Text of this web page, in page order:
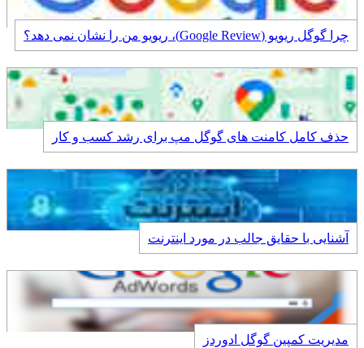
چرا گوگل ریویو (Google Review)، ریویو من را نشان نمی دهد؟
حذف کامل کامنت های گوگل مپ برای رشد کسب و کار
آشنایی با حقایق جالب در مورد اینترنت
مدیریت کمپین گوگل ادوردز